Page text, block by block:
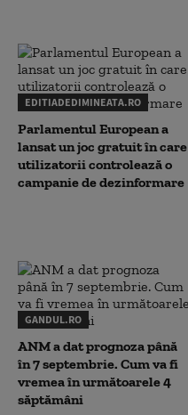
EDITIADEDIMINEATA.RO
Parlamentul European a
lansat un joc gratuit în care
utilizatorii controlează o
campanie de dezinformare
GANDUL.RO
ANM a dat prognoza până
în 7 septembrie. Cum va fi
vremea în următoarele 4
săptămâni